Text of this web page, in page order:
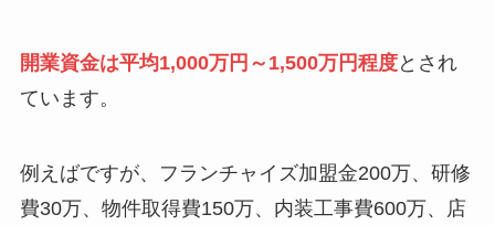
開業資金は平均1,000万円～1,500万円程度とされ
ています。
例えばですが、フランチャイズ加盟金200万、研修
費30万、物件取得費150万、内装工事費600万、店